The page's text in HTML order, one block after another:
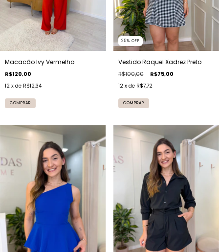
Macacão Ivy Vermelho
R$120,00
12 x de R$12,34
COMPRAR
25% OFF
Vestido Raquel Xadrez Preto
R$100,00 R$75,00
12 x de R$7,72
COMPRAR